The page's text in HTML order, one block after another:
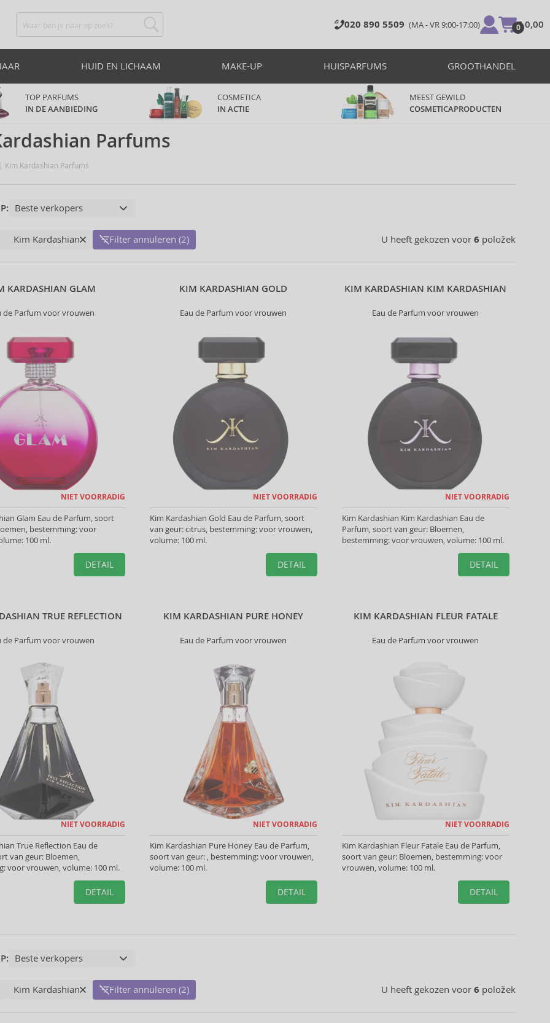
020 890 5509 (MA - VR 9:00-17:00) 0
€ 0,00
HUID EN LICHAAM MAKE-UP HUISPARFUMS GROOTHANDEL
TOP PARFUMS
IN DE AANBIEDING
COSMETICA
IN ACTIE
MEEST GEWILD
COSMETICAPRODUCTEN
Parfums
Kim Kardashian Parfums
U heeft gekozen voor 6 položek
Kim Kardashian Filter annuleren (2)
KARDASHIAN GLAM
de Parfum voor vrouwen
NIET VOORRADIG
Glam Eau de Parfum, soort
bestemming: voor
100 ml.
DETAIL
KIM KARDASHIAN GOLD
Eau de Parfum voor vrouwen
NIET VOORRADIG
Kim Kardashian Gold Eau de Parfum, soort
van geur: citrus, bestemming: voor vrouwen,
volume: 100 ml.
DETAIL
KIM KARDASHIAN KIM KARDASHIAN
Eau de Parfum voor vrouwen
NIET VOORRADIG
Kim Kardashian Kim Kardashian Eau de
Parfum, soort van geur: Bloemen,
bestemming: voor vrouwen, volume: 100 ml.
DETAIL
TRUE REFLECTION
de Parfum voor vrouwen
NIET VOORRADIG
True Reflection Eau de
van geur: Bloemen,
voor vrouwen, volume: 100 ml.
DETAIL
KIM KARDASHIAN PURE HONEY
Eau de Parfum voor vrouwen
NIET VOORRADIG
Kim Kardashian Pure Honey Eau de Parfum,
soort van geur: , bestemming: voor vrouwen,
volume: 100 ml.
DETAIL
KIM KARDASHIAN FLEUR FATALE
Eau de Parfum voor vrouwen
NIET VOORRADIG
Kim Kardashian Fleur Fatale Eau de Parfum,
soort van geur: Bloemen, bestemming: voor
vrouwen, volume: 100 ml.
DETAIL
U heeft gekozen voor 6 položek
Kim Kardashian Filter annuleren (2)